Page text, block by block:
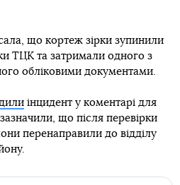
що кортеж зірки зупинили
ТЦК та затримали одного з
обліковими документами.
інцидент у коментарі для
що після перевірки
перенаправили до відділу